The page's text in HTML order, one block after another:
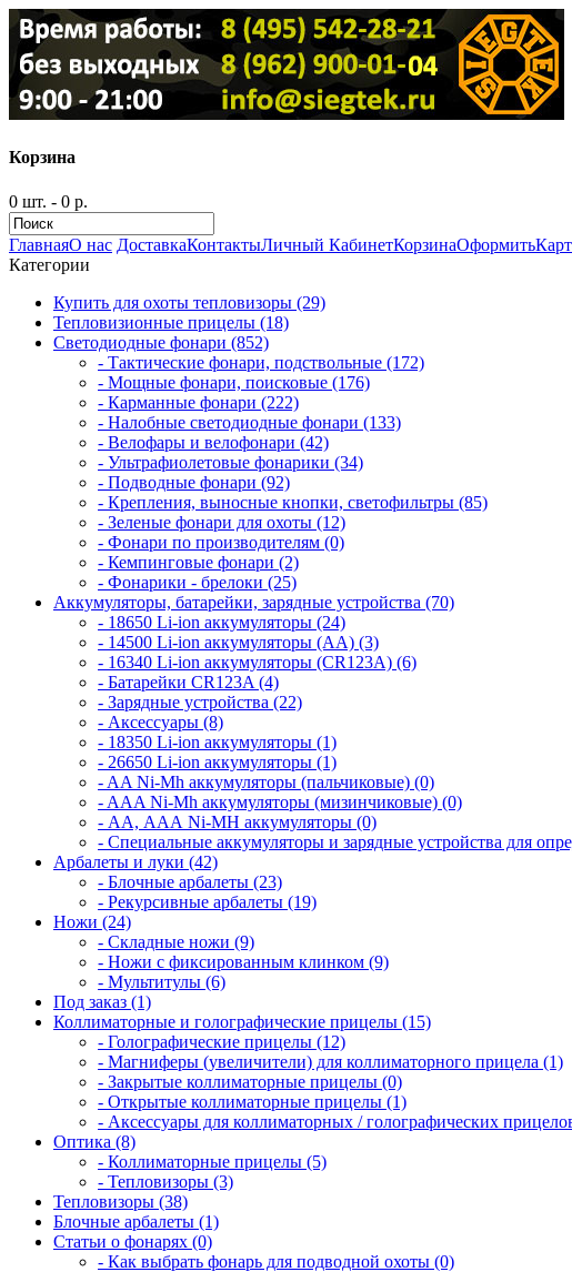
Корзина
0 шт. - 0 р.
ГлавнаяО нас ДоставкаКонтактыЛичный КабинетКорзинаОформить
Категории
Купить для охоты тепловизоры (29)
Тепловизионные прицелы (18)
Светодиодные фонари (852)
- Тактические фонари, подствольные (172)
- Мощные фонари, поисковые (176)
- Карманные фонари (222)
- Налобные светодиодные фонари (133)
- Велофары и велофонари (42)
- Ультрафиолетовые фонарики (34)
- Подводные фонари (92)
- Крепления, выносные кнопки, светофильтры (85)
- Зеленые фонари для охоты (12)
- Фонари по производителям (0)
- Кемпинговые фонари (2)
- Фонарики - брелоки (25)
Аккумуляторы, батарейки, зарядные устройства (70)
- 18650 Li-ion аккумуляторы (24)
- 14500 Li-ion аккумуляторы (AA) (3)
- 16340 Li-ion аккумуляторы (CR123A) (6)
- Батарейки CR123A (4)
- Зарядные устройства (22)
- Аксессуары (8)
- 18350 Li-ion аккумуляторы (1)
- 26650 Li-ion аккумуляторы (1)
- AA Ni-Mh аккумуляторы (пальчиковые) (0)
- AAA Ni-Mh аккумуляторы (мизинчиковые) (0)
- АА, ААА Ni-MH аккумуляторы (0)
- Специальные аккумуляторы и зарядные устройства для
Арбалеты и луки (42)
- Блочные арбалеты (23)
- Рекурсивные арбалеты (19)
Ножи (24)
- Складные ножи (9)
- Ножи с фиксированным клинком (9)
- Мультитулы (6)
Под заказ (1)
Коллиматорные и голографические прицелы (15)
- Голографические прицелы (12)
- Магниферы (увеличители) для коллиматорного прицела (1)
- Закрытые коллиматорные прицелы (0)
- Открытые коллиматорные прицелы (1)
- Аксессуары для коллиматорных / голографических
Оптика (8)
- Коллиматорные прицелы (5)
- Тепловизоры (3)
Тепловизоры (38)
Блочные арбалеты (1)
Статьи о фонарях (0)
- Как выбрать фонарь для подводной охоты (0)